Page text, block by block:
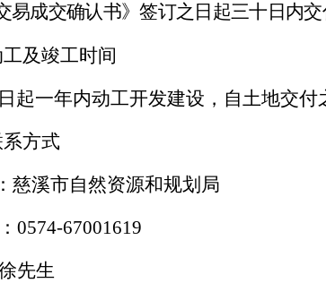
易成交确认书》签订之日起三十日 内交
及竣工时间
起一年内动工开发建设，自土地交付
方式
慈溪市自然资源和规划局
0574-67001619
先生